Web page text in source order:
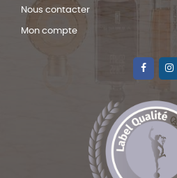
Nous contacter
Mon compte